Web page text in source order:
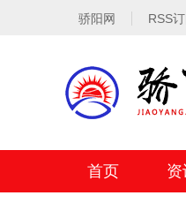
骄阳网 RSS
首页 资